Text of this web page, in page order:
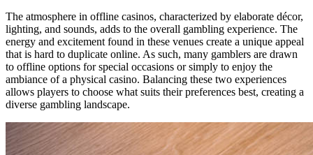
The atmosphere in offline casinos, characterized by elaborate décor,
lighting, and sounds, adds to the overall gambling experience. The
energy and excitement found in these venues create a unique appeal
that is hard to duplicate online. As such, many gamblers are drawn
to offline options for special occasions or simply to enjoy the
ambiance of a physical casino. Balancing these two experiences
allows players to choose what suits their preferences best, creating a
diverse gambling landscape.